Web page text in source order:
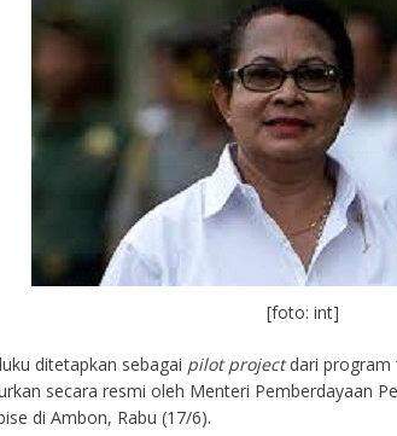
[foto: int]
ditetapkan sebagai pilot projectdari program
secara resmi oleh Menteri Pemberdayaan
di Ambon, Rabu (17/6).